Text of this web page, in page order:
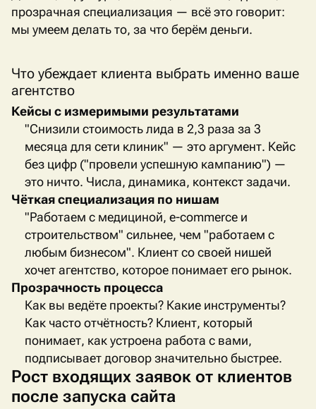
прозрачная специализация — всё это говорит:
мы умеем делать то, за что берём деньги.
Что убеждает клиента выбрать именно ваше
агентство
Кейсы с измеримыми результатами
"Снизили стоимость лида в 2,3 раза за 3
месяца для сети клиник" — это аргумент. Кейс
без цифр ("провели успешную кампанию") —
это ничто. Числа, динамика, контекст задачи.
Чёткая специализация по нишам
"Работаем с медициной, e-commerceи
строительством" сильнее, чем "работаем с
любым бизнесом". Клиент со своей нишей
хочет агентство, которое понимает его рынок.
Прозрачность процесса
Как вы ведёте проекты? Какие инструменты?
Как часто отчётность? Клиент, который
понимает, как устроена работа с вами,
подписывает договор значительно быстрее.
Рост входящих заявок от клиентов
после запуска сайта